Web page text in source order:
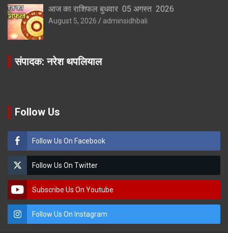
आज का राशिफल बुधवार 05 अगस्त 2026
August 5, 2026 adminsidhbali
संपादक: नरेश थपलियाल
Follow Us
Follow Us On Facebook
Follow Us On Twitter
Subscribe Us On Youtube
Follow Us On Instagram